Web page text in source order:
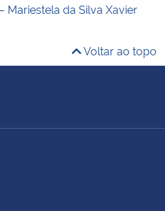
Mariestela da Silva Xavier
Voltar ao topo